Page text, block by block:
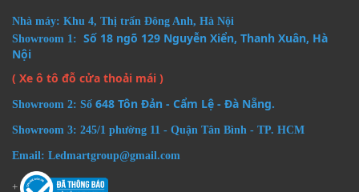
Nhà máy: Khu 4, Thị trấn Đông Anh, Hà Nội
Showroom 1: Số 18 ngõ 129 Nguyễn Xiển, Thanh Xuân, Hà
Nội
( Xe ô tô đỗ cửa thoải mái )
Showroom 2: Số 648 Tôn Đản - Cẩm Lệ - Đà Nẵng.
Showroom 3: 245/1 phường 11 - Quận Tân Bình - TP. HCM
Email: Ledmartgroup@gmail.com
+